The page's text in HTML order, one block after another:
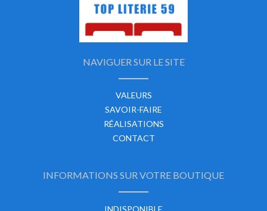
NAVIGUER SUR LE SITE
VALEURS
SAVOIR-FAIRE
RÉALISATIONS
CONTACT
INFORMATIONS SUR VOTRE BOUTIQUE
INDISPONIBLE